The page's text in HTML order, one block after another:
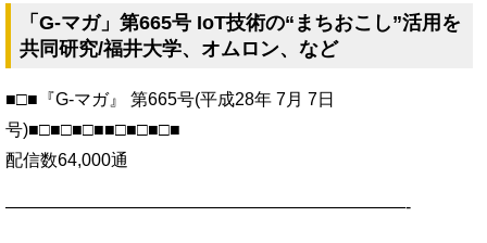
「G-マガ」第665号 IoT技術の“まちおこし”活用を
共同研究/福井大学、オムロン、など
■□■『G-マガ』 第665号(平成28年 7月 7日
号)■□■□■□■■□■□■□■
配信数64,000通
———————————————————————-